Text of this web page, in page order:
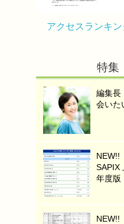
アクセスランキ
特集
編集長
会いた
NEW!!
SAPIX
年度版
NEW!!